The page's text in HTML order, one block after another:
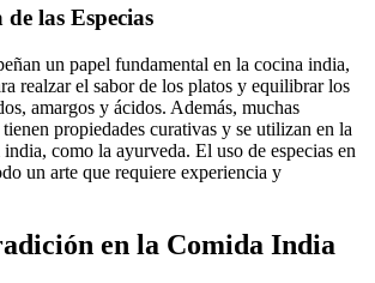
las Especias
un papel fundamental en la cocina india,
realzar el sabor de los platos y equilibrar los
amargos y ácidos. Además, muchas
tienen propiedades curativas y se utilizan en la
como la ayurveda. El uso de especias en
un arte que requiere experiencia y
en la Comida India